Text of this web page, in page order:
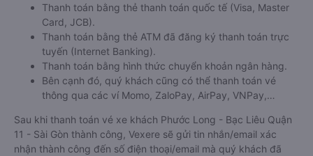
Thanh toán bằng thẻ thanh toán quốc tế (Visa, Master
Card, JCB).
Thanh toán bằng thẻ ATM đã đăng ký thanh toán trực
tuyến (Internet Banking).
Thanh toán bằng hình thức chuyển khoản ngân hàng.
Bên cạnh đó, quý khách cũng có thể thanh toán vé
thông qua các ví Momo, ZaloPay, AirPay, VNPay,…
Sau khi thanh toán vé xe khách Phước Long - Bạc Liêu Quận
11 - Sài Gòn thành công, Vexere sẽ gửi tin nhắn/email xác
nhận thành công đến số điện thoại/email mà quý khách đã